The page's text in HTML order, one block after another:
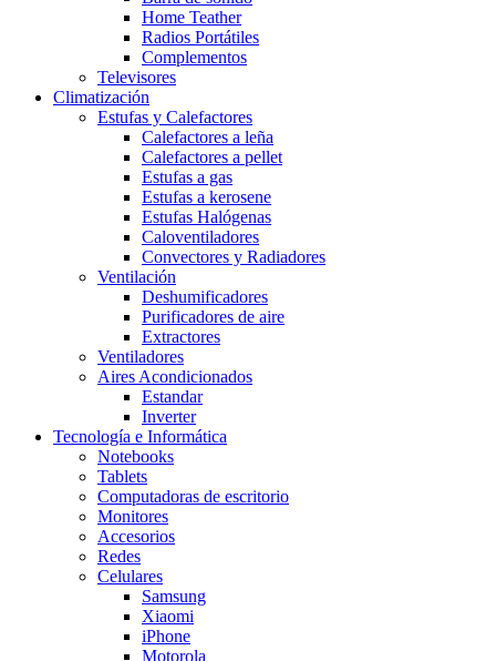
Home Teather
Radios Portátiles
Complementos
Televisores
Climatización
Estufas y Calefactores
Calefactores a leña
Calefactores a pellet
Estufas a gas
Estufas a kerosene
Estufas Halógenas
Caloventiladores
Convectores y Radiadores
Ventilación
Deshumificadores
Purificadores de aire
Extractores
Ventiladores
Aires Acondicionados
Estandar
Inverter
Tecnología e Informática
Notebooks
Tablets
Computadoras de escritorio
Monitores
Accesorios
Redes
Celulares
Samsung
Xiaomi
iPhone
Motorola